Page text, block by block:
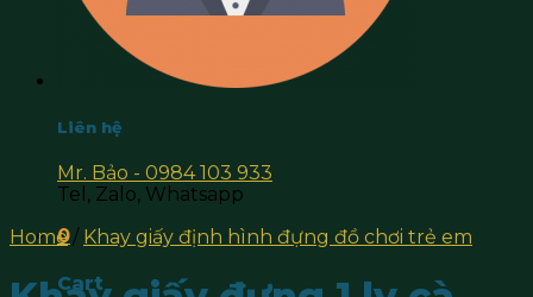
Liên hệ
Mr. Bảo - 0984 103 933
Tel, Zalo, Whatsapp
0
Cart
Home / Khay giấy định hình đựng đồ chơi trẻ em